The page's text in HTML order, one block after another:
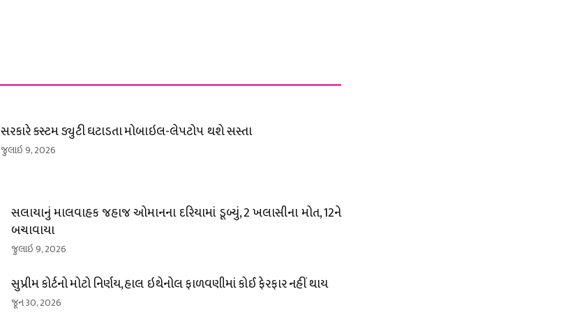
સરકારે કસ્ટમ ડ્યુટી ઘટાડતા મોબાઇલ-લેપટોપ થશે સસ્તા
જુલાઇ 9, 2026
સલાયાનું માલવાહક જહાજ ઓમાનના દરિયામાં ડૂબ્યું, 2 ખલાસીના મોત, 12ને
બચાવાયા
જુલાઇ 9, 2026
સુપ્રીમ કોર્ટનો મોટો નિર્ણય, હાલ ઇથેનોલ ફાળવણીમાં કોઈ ફેરફાર નહીં થાય
જૂન 30, 2026